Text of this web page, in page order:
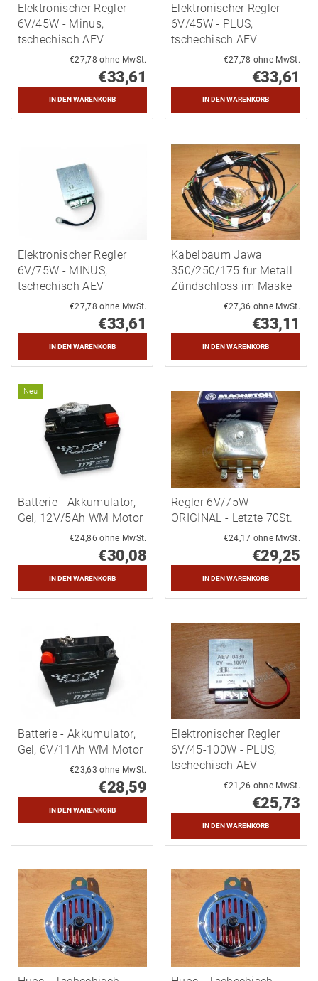
Elektronischer Regler
6V/45W - Minus,
tschechisch AEV
€27,78 ohne MwSt.
€33,61
Elektronischer Regler
6V/45W - PLUS,
tschechisch AEV
€27,78 ohne MwSt.
€33,61
Elektronischer Regler
6V/75W - MINUS,
tschechisch AEV
€27,78 ohne MwSt.
€33,61
Kabelbaum Jawa
350/250/175 für Metall
Zündschloss im Maske
€27,36 ohne MwSt.
€33,11
Neu
Batterie - Akkumulator,
Gel, 12V/5Ah WM Motor
€24,86 ohne MwSt.
€30,08
Regler 6V/75W -
ORIGINAL - Letzte 70St.
€24,17 ohne MwSt.
€29,25
Batterie - Akkumulator,
Gel, 6V/11Ah WM Motor
€23,63 ohne MwSt.
€28,59
Elektronischer Regler
6V/45-100W - PLUS,
tschechisch AEV
€21,26 ohne MwSt.
€25,73